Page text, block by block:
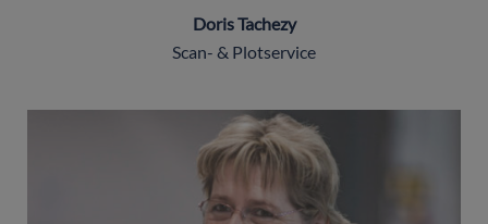
Doris Tachezy
Scan- & Plotservice